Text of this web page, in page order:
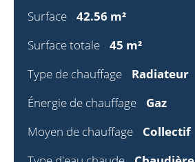
Surface
42.56 m²
Surface totale
45 m²
Type de chauffage
Radiateur
Énergie de chauffage
Gaz
Moyen de chauffage
Collectif